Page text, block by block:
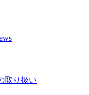
取り扱い